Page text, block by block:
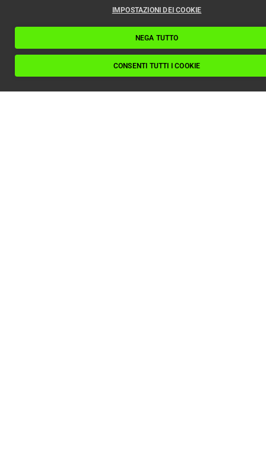
IMPOSTAZIONI DEI COOKIE
NEGA TUTTO
CONSENTI TUTTI I COOKIE